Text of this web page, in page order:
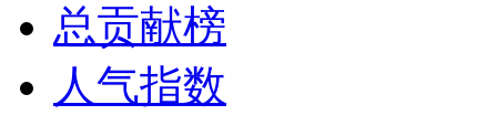
总贡献榜
人气指数